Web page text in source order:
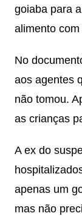
goiaba para
alimento
No
aos agentes
não tomou.
as crianças
A ex do
apenas um
mas não